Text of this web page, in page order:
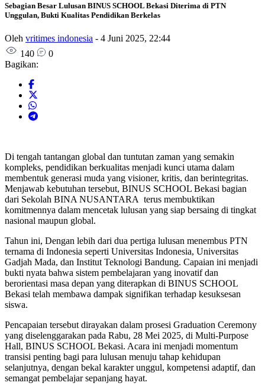
Sebagian Besar Lulusan BINUS SCHOOL Bekasi Diterima di PTN
Unggulan, Bukti Kualitas Pendidikan Berkelas
Oleh vritimes indonesia - 4 Juni 2025, 22:44
140
0
Bagikan:
Di tengah tantangan global dan tuntutan zaman yang semakin
kompleks, pendidikan berkualitas menjadi kunci utama dalam
membentuk generasi muda yang visioner, kritis, dan berintegritas.
Menjawab kebutuhan tersebut, BINUS SCHOOL Bekasi bagian
dari Sekolah BINA NUSANTARA terus membuktikan
komitmennya dalam mencetak lulusan yang siap bersaing di tingkat
nasional maupun global.
Tahun ini, Dengan lebih dari dua pertiga lulusan menembus PTN
ternama di Indonesia seperti Universitas Indonesia, Universitas
Gadjah Mada, dan Institut Teknologi Bandung. Capaian ini menjadi
bukti nyata bahwa sistem pembelajaran yang inovatif dan
berorientasi masa depan yang diterapkan di BINUS SCHOOL
Bekasi telah membawa dampak signifikan terhadap kesuksesan
siswa.
Pencapaian tersebut dirayakan dalam prosesi Graduation Ceremony
yang diselenggarakan pada Rabu, 28 Mei 2025, di Multi-Purpose
Hall, BINUS SCHOOL Bekasi. Acara ini menjadi momentum
transisi penting bagi para lulusan menuju tahap kehidupan
selanjutnya, dengan bekal karakter unggul, kompetensi adaptif, dan
semangat pembelajar sepanjang hayat.